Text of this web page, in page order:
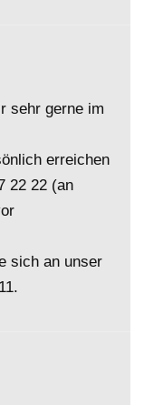
sehr gerne im
erreichen
22 22 (an
sich an unser
.